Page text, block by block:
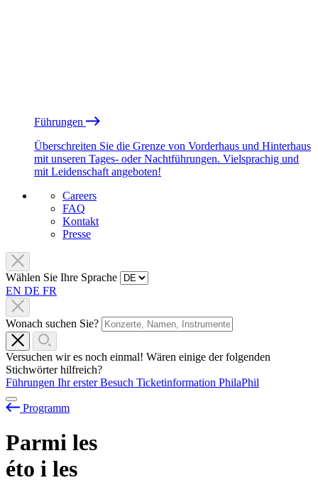
Führungen
Überschreiten Sie die Grenze von Vorderhaus und Hinterhaus
mit unseren Tages- oder Nachtführungen. Vielsprachig und
mit Leidenschaft angeboten!
Careers
FAQ
Kontakt
Presse
Wählen Sie Ihre Sprache
EN DE FR
Wonach suchen Sie?
Versuchen wir es noch einmal! Wären einige der folgenden
Stichwörter hilfreich?
Führungen Ihr erster Besuch Ticketinformation PhilaPhil
Programm
Parmi les
éto i les